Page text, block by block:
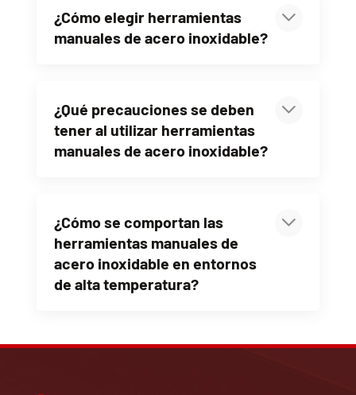
¿Cómo elegir herramientas
manuales de acero inoxidable?
¿Qué precauciones se deben
tener al utilizar herramientas
manuales de acero inoxidable?
¿Cómo se comportan las
herramientas manuales de
acero inoxidable en entornos
de alta temperatura?